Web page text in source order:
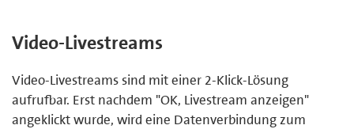
Video-Livestreams
Video-Livestreams sind mit einer 2-Klick-Lösung
aufrufbar. Erst nachdem "OK, Livestream anzeigen"
angeklickt wurde, wird eine Datenverbindung zum